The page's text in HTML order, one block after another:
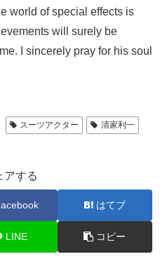
world of special effects is
will surely be
I sincerely pray for his soul
スーツアクター
清家利一
アする
はてブ
LINE コピー